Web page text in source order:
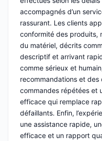
accompagnés d’un
rassurant. Les clients
conformité des produits,
du matériel, décrits
descriptif et arrivant
comme sérieux et
recommandations et des
commandes répétées et
efficace qui remplace
défaillants. Enfin,
une assistance rapide,
efficace et un rapport